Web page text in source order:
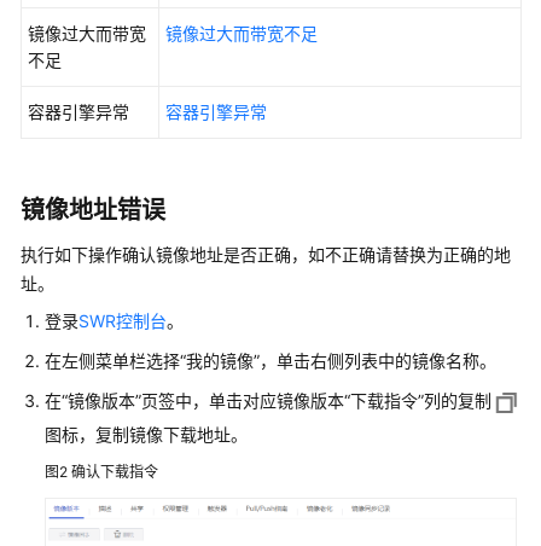
合
作
伴
指
见
题
缘
节
点
镜像过大而带宽
不足
镜像过大而带宽不足
容器引擎异常 容器引擎异常
镜像地址错误
执行如下操作确认镜像地址是否正确，如不正确请替换为正确的地
址。
登录SWR控制台。
在左侧菜单栏选择“我的镜像”，单击右侧列表中的镜像名称。
在“镜像版本”页签中，单击对应镜像版本“下载指令”列的复制
图标，复制镜像下载地址。
图2 确认下载指令